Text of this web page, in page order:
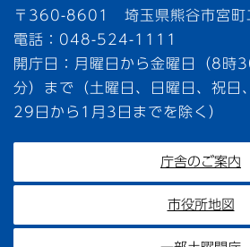
〒360-8601 埼玉県熊谷市宮町
電話：048-524-1111
開庁日：月曜日から金曜日（8時
分）まで（土曜日、日曜日、祝日
29日から1月3日までを除く）
庁舎のご案内
市役所地図